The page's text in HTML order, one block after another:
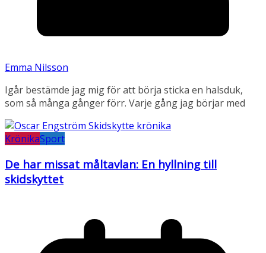
Emma Nilsson
Igår bestämde jag mig för att börja sticka en halsduk,
som så många gånger förr. Varje gång jag börjar med
KrönikaSport
De har missat måltavlan: En hyllning till
skidskyttet